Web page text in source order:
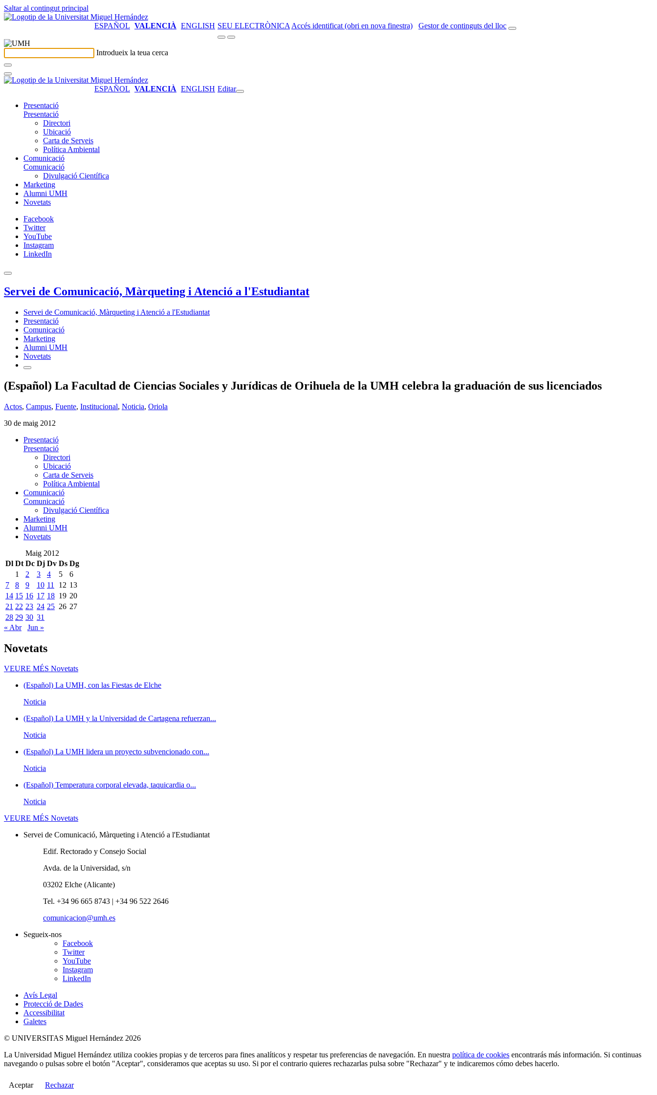
Saltar al contingut principal
ESPAÑOL VALENCIÀ ENGLISH SEU ELECTRÒNICA Accés identificat (obri en nova finestra) Gestor de continguts del lloc
Introdueix la teua cerca
ESPAÑOL VALENCIÀ ENGLISH Editar
Presentació
Presentació
Directori
Ubicació
Carta de Serveis
Política Ambiental
Comunicació
Comunicació
Divulgació Científica
Marketing
Alumni UMH
Novetats
Facebook
Twitter
YouTube
Instagram
LinkedIn
Servei de Comunicació, Màrqueting i Atenció a l'Estudiantat
Servei de Comunicació, Màrqueting i Atenció a l'Estudiantat
Presentació
Comunicació
Marketing
Alumni UMH
Novetats
(Español) La Facultad de Ciencias Sociales y Jurídicas de Orihuela de la UMH celebra la graduación de sus licenciados
Actos, Campus, Fuente, Institucional, Noticia, Oriola
30 de maig 2012
Presentació
Presentació
Directori
Ubicació
Carta de Serveis
Política Ambiental
Comunicació
Comunicació
Divulgació Científica
Marketing
Alumni UMH
Novetats
Maig 2012
Dl Dt Dc Dj Dv Ds Dg
1
2 3 4 5
6
7
8 9 10 11 12 13
14 15 16 17 18 19 20
21 22 23 24 25 26 27
28 29 30 31
« Abr
Jun »
Novetats
VEURE MÉS Novetats
(Español) La UMH, con las Fiestas de Elche
Noticia
(Español) La UMH y la Universidad de Cartagena refuerzan...
Noticia
(Español) La UMH lidera un proyecto subvencionado con...
Noticia
(Español) Temperatura corporal elevada, taquicardia o...
Noticia
VEURE MÉS Novetats
Servei de Comunicació, Màrqueting i Atenció a l'Estudiantat
Edif. Rectorado y Consejo Social
Avda. de la Universidad, s/n
03202 Elche (Alicante)
Tel. +34 96 665 8743 | +34 96 522 2646
comunicacion@umh.es
Segueix-nos
Facebook
Twitter
YouTube
Instagram
LinkedIn
Avís Legal
Protecció de Dades
Accessibilitat
Galetes
© UNIVERSITAS Miguel Hernández 2026
La Universidad Miguel Hernández utiliza cookies propias y de terceros para fines analíticos y respetar tus preferencias de navegación. En nuestra política de cookies encontrarás más información. Si continuas
navegando o pulsas sobre el botón "Aceptar", consideramos que aceptas su uso. Si por el contrario quieres rechazarlas pulsa sobre "Rechazar" y te indicaremos cómo debes hacerlo.
Aceptar Rechazar